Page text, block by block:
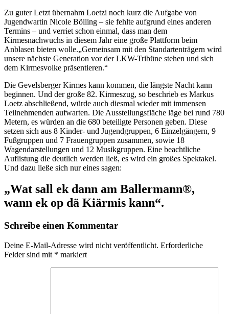
Zu guter Letzt übernahm Loetzi noch kurz die Aufgabe von
Jugendwartin Nicole Bölling – sie fehlte aufgrund eines anderen
Termins – und verriet schon einmal, dass man dem
Kirmesnachwuchs in diesem Jahr eine große Plattform beim
Anblasen bieten wolle.„Gemeinsam mit den Standartenträgern wird
unsere nächste Generation vor der LKW-Tribüne stehen und sich
dem Kirmesvolke präsentieren.“
Die Gevelsberger Kirmes kann kommen, die längste Nacht kann
beginnen. Und der große 82. Kirmeszug, so beschrieb es Markus
Loetz abschließend, würde auch diesmal wieder mit immensen
Teilnehmenden aufwarten. Die Ausstellungsfläche läge bei rund 780
Metern, es würden an die 680 beteiligte Personen geben. Diese
setzen sich aus 8 Kinder- und Jugendgruppen, 6 Einzelgängern, 9
Fußgruppen und 7 Frauengruppen zusammen, sowie 18
Wagendarstellungen und 12 Musikgruppen. Eine beachtliche
Auflistung die deutlich werden ließ, es wird ein großes Spektakel.
Und dazu ließe sich nur eines sagen:
„Wat sall ek dann am Ballermann®,
wann ek op dä Kiärmis kann“.
Schreibe einen Kommentar
Deine E-Mail-Adresse wird nicht veröffentlicht. Erforderliche
Felder sind mit * markiert